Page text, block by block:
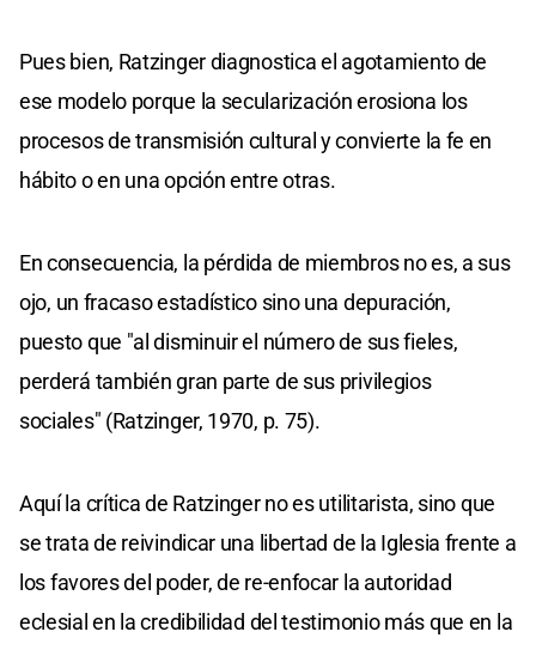
Pues bien, Ratzinger diagnostica el agotamiento de
ese modelo porque la secularización erosiona los
procesos de transmisión cultural y convierte la fe en
hábito o en una opción entre otras.
En consecuencia, la pérdida de miembros no es, a sus
ojo, un fracaso estadístico sino una depuración,
puesto que "al disminuir el número de sus fieles,
perderá también gran parte de sus privilegios
sociales" (Ratzinger, 1970, p. 75).
Aquí la crítica de Ratzinger no es utilitarista, sino que
se trata de reivindicar una libertad de la Iglesia frente a
los favores del poder, de re-enfocar la autoridad
eclesial en la credibilidad del testimonio más que en la